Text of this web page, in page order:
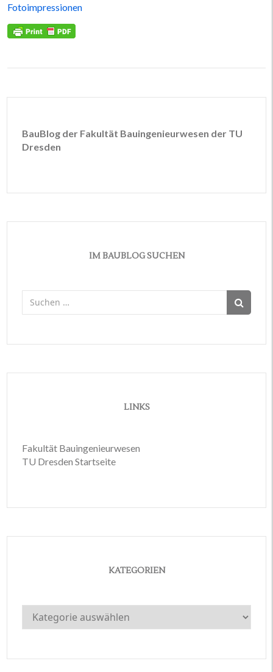
Fotoimpressionen
BauBlog der Fakultät Bauingenieurwesen der TU
Dresden
IM BAUBLOG SUCHEN
Suchen
nach:
LINKS
Fakultät Bauingenieurwesen
TU Dresden Startseite
KATEGORIEN
Kategorien